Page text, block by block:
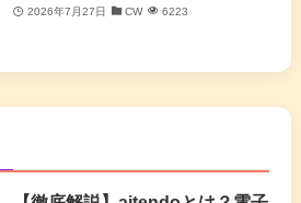
2026年7月27日 CW 6223